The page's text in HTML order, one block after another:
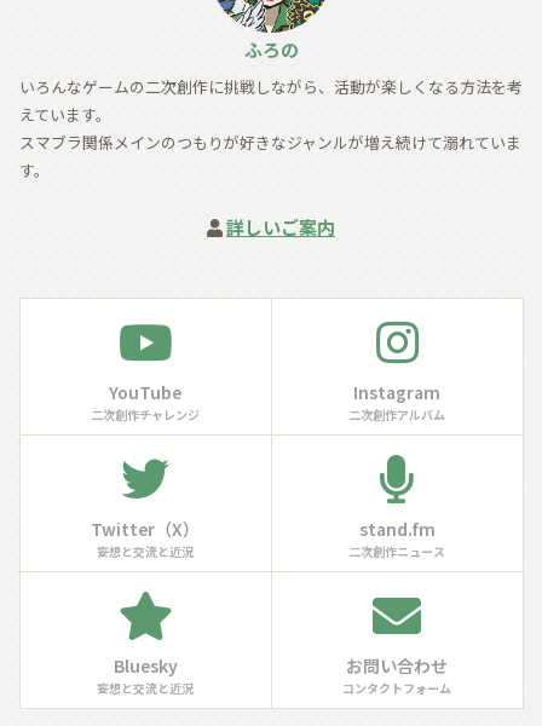
ふろの
いろんなゲームの二次創作に挑戦しながら、活動が楽しくなる方法を考
えています。
スマブラ関係メインのつもりが好きなジャンルが増え続けて溺れていま
す。
詳しいご案内
YouTube
二次創作チャレンジ
Instagram
二次創作アルバム
Twitter（X）
妄想と交流と近況
stand.fm
二次創作ニュース
Bluesky
妄想と交流と近況
お問い合わせ
コンタクトフォーム